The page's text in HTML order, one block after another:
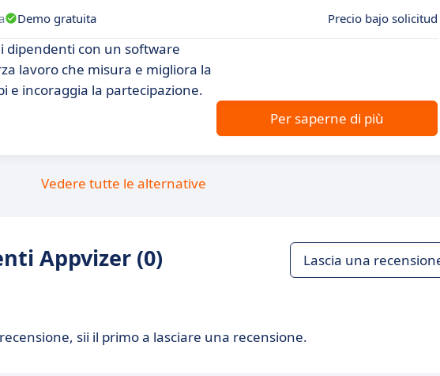
Demo gratuita Precio bajo solicitud
dipendenti con un software
lavoro che misura e migliora la
e incoraggia la partecipazione.
Per saperne di più
Vedere tutte le alternative
Appvizer (0) Lascia una
sii il primo a lasciare una recensione.